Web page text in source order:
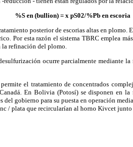
%S en (bullion) = x pS02/%Pb en escoria
posterior de escorias altas en plomo.
Por esta razón el sistema TBRC emplea
la refinación del plomo.
ocurre parcialmente mediante
el tratamiento de concentrados
En Bolivia (Potosí) se disponen en
del gobierno para su puesta en operación
/ plata que recircularían al horno Kivcet junto